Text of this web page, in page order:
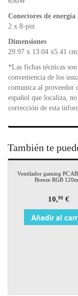
Conectores de energía
2 x 8-pin
Dimensiones
29.97 x 13.04 x5.41 cm
*Las fichas técnicas
conveniencia de los
comunica al proveedor
español que localiza,
corrección de esta
También te
Ventilador gaming PC
Breeze RGB
10,90 €
Añadir al